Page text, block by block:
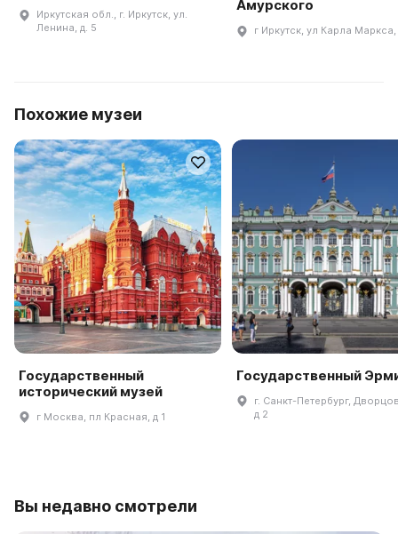
Иркутская обл., г. Иркутск, ул.
Ленина, д. 5
Амурского
г Иркутск, ул Карла Маркса,
Похожие музеи
Государственный
исторический музей
г Москва, пл Красная, д 1
Государственный
г. Санкт-Петербург,
д 2
Вы недавно смотрели